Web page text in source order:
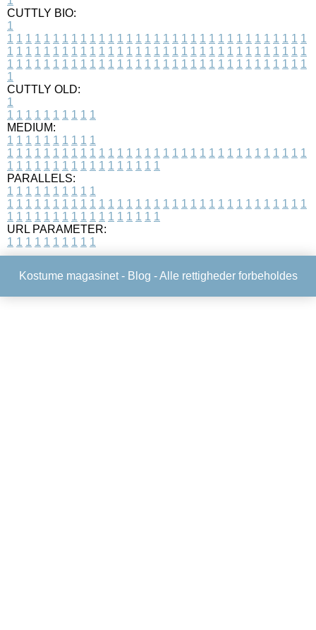
CUTTLY BIO:
1
1 1 1 1 1 1 1 1 1 1 1 1 1 1 1 1 1 1 1 1 1 1 1 1 1 1 1 1 1 1 1 1 1
1 1 1 1 1 1 1 1 1 1 1 1 1 1 1 1 1 1 1 1 1 1 1 1 1 1 1 1 1 1 1 1 1
1 1 1 1 1 1 1 1 1 1 1 1 1 1 1 1 1 1 1 1 1 1 1 1 1 1 1 1 1 1 1 1 1
1
CUTTLY OLD:
1
1 1 1 1 1 1 1 1 1 1
MEDIUM:
1 1 1 1 1 1 1 1 1 1
1 1 1 1 1 1 1 1 1 1 1 1 1 1 1 1 1 1 1 1 1 1 1 1 1 1 1 1 1 1 1 1 1
1 1 1 1 1 1 1 1 1 1 1 1 1 1 1 1 1
PARALLELS:
1 1 1 1 1 1 1 1 1 1
1 1 1 1 1 1 1 1 1 1 1 1 1 1 1 1 1 1 1 1 1 1 1 1 1 1 1 1 1 1 1 1 1
1 1 1 1 1 1 1 1 1 1 1 1 1 1 1 1 1
URL PARAMETER:
1 1 1 1 1 1 1 1 1 1
Kostume magasinet - Blog - Alle rettigheder forbeholdes